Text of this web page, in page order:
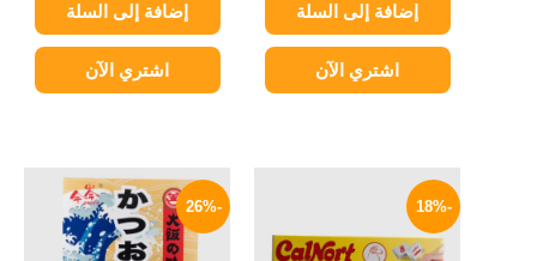
إضافة إلى السلة
اشتري الآن
إضافة إلى السلة
اشتري الآن
-18%
45 EGP.
37 EGP.
-26%
السعر
الأصلي
هو:
1200 EGP.
السعر
الحالي
هو:
888 EGP.